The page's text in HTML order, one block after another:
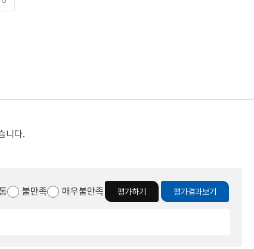
니다.
불만족 매우불만족 평가하기 평가결과보기